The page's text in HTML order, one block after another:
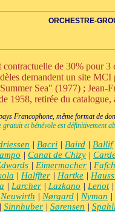
CONTACT
FAQS GLOSSAIRE AUTEUR
ITINÉRAIRES XXL-
FILMS BONUS-VINS
VOIX-SOLO-
LIEDERPIANO-SOLO FLÛTE-
DOUBLE-C+
CELLO-C
ORCHESTRE-
INSTR-SEULS
de 30% pour
demandent un site
Sea" (1977) ;
1958, retirée du
Francophone, même format de
et bénévole est définitivement
| Bacri | Baird | Ballif
| Canat de Chizy |
| Eimermacher |
| Halffter | Hartke |
| Larcher | Lazkano | Lenot|
Neuwirth | Nørgard | Nyman |
| Sinnhuber | Sørensen |